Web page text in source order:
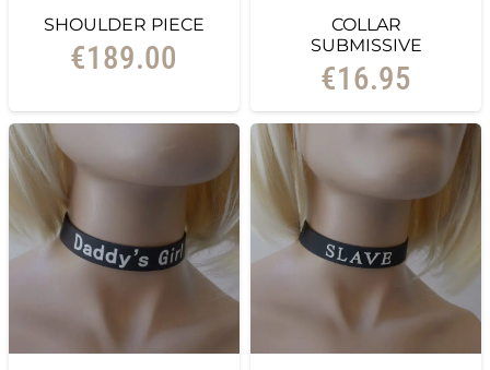
SHOULDER PIECE
€189.00
COLLAR
SUBMISSIVE
€16.95